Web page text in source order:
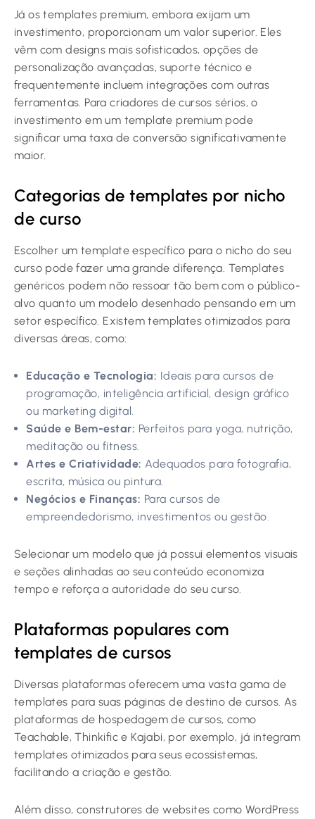
Já os templates premium, embora exijam um
investimento, proporcionam um valor superior. Eles
vêm com designs mais sofisticados, opções de
personalização avançadas, suporte técnico e
frequentemente incluem integrações com outras
ferramentas. Para criadores de cursos sérios, o
investimento em um template premium pode
significar uma taxa de conversão significativamente
maior.
Categorias de templates por nicho
de curso
Escolher um template específico para o nicho do seu
curso pode fazer uma grande diferença. Templates
genéricos podem não ressoar tão bem com o público-
alvo quanto um modelo desenhado pensando em um
setor específico. Existem templates otimizados para
diversas áreas, como:
Educação e Tecnologia: Ideais para cursos de
programação, inteligência artificial, design gráfico
ou marketing digital.
Saúde e Bem-estar: Perfeitos para yoga, nutrição,
meditação ou fitness.
Artes e Criatividade: Adequados para fotografia,
escrita, música ou pintura.
Negócios e Finanças: Para cursos de
empreendedorismo, investimentos ou gestão.
Selecionar um modelo que já possui elementos visuais
e seções alinhadas ao seu conteúdo economiza
tempo e reforça a autoridade do seu curso.
Plataformas populares com
templates de cursos
Diversas plataformas oferecem uma vasta gama de
templates para suas páginas de destino de cursos. As
plataformas de hospedagem de cursos, como
Teachable, Thinkific e Kajabi, por exemplo, já integram
templates otimizados para seus ecossistemas,
facilitando a criação e gestão.
Além disso, construtores de websites como WordPress